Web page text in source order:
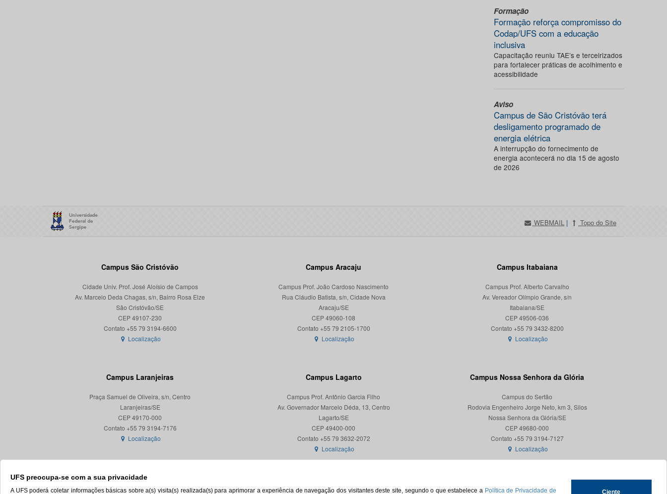
UFS preocupa-se com a sua privacidade
A UFS poderá coletar informações básicas sobre a(s) visita(s) realizada(s) para aprimorar a experiência de navegação dos visitantes deste site, segundo o que estabelece a Política de Privacidade de Ciente
Formação
Formação reforça compromisso do
Codap/UFS com a educação
inclusiva
Capacitação reuniu TAE’s e terceirizados
para fortalecer práticas de acolhimento e
acessibilidade
Aviso
Campus de São Cristóvão terá
desligamento programado de
energia elétrica
A interrupção do fornecimento de
energia acontecerá no dia 15 de agosto
de 2026
WEBMAIL | Topo do Site
Campus São Cristóvão
Cidade Univ. Prof. José Aloísio de Campos
Av. Marcelo Deda Chagas, s/n, Bairro Rosa Elze
São Cristóvão/SE
CEP 49107-230
Localização
Campus Aracaju
Campus Prof. João Cardoso Nascimento
Rua Cláudio Batista, s/n, Cidade Nova
Aracaju/SE
CEP 49060-108
Localização
Campus Itabaiana
Campus Prof. Alberto Carvalho
Av. Vereador Olímpio Grande, s/n
Itabaiana/SE
CEP 49506-036
Localização
Campus Laranjeiras
Praça Samuel de Oliveira, s/n, Centro
Laranjeiras/SE
CEP 49170-000
Localização
Campus Lagarto
Campus Prof. Antônio Garcia Filho
Av. Governador Marcelo Déda, 13, Centro
Lagarto/SE
CEP 49400-000
Localização
Campus Nossa Senhora da Glória
Campus do Sertão
Rodovia Engenheiro Jorge Neto, km 3, Silos
Nossa Senhora da Glória/SE
CEP 49680-000
Contato +55 79 3194-7127
Localização